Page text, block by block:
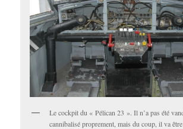
Le cockpit du « Pélican 23 ». Il n’a pas été
cannibalisé proprement, mais du coup, il va